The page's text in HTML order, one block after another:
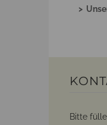
>
Bitte